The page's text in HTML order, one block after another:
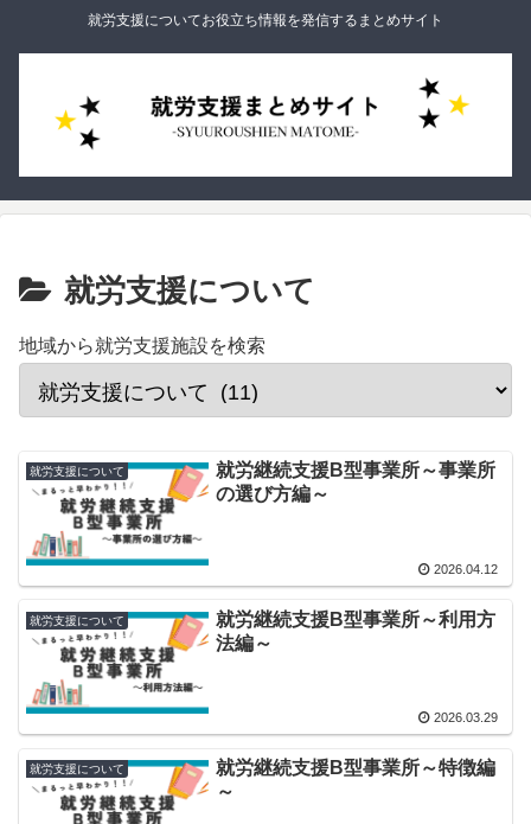
就労支援についてお役立ち情報を発信するまとめサイト
就労支援について
地域から就労支援施設を検索
就労支援について
就労継続支援B型事業所～事業所
の選び方編～
2026.04.12
就労支援について
就労継続支援B型事業所～利用方
法編～
2026.03.29
就労支援について
就労継続支援B型事業所～特徴編
～